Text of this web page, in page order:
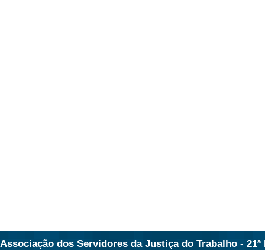
Associação dos Servidores da Justiça do Trabalho - 21ª